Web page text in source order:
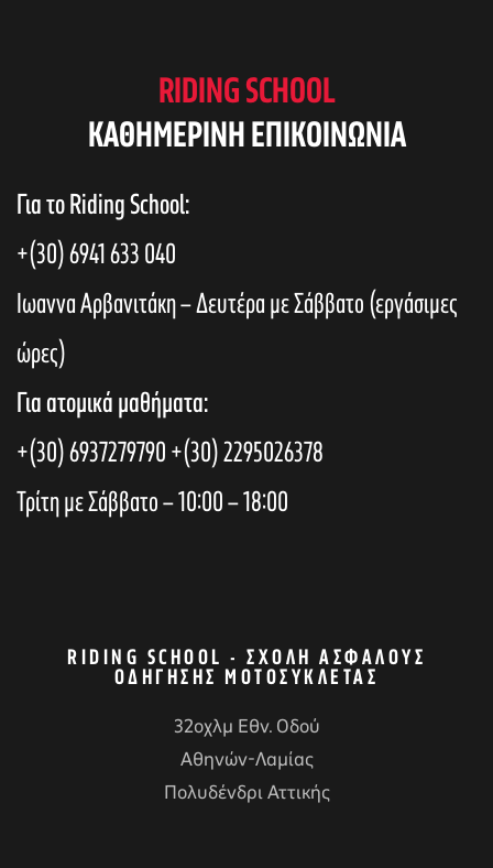
RIDING SCHOOL
KAΘΗΜΕΡΙΝΗ ΕΠΙΚΟΙΝΩΝΙΑ
Για το Riding School:
+(30) 6941 633 040
Ιωαννα Αρβανιτάκη – Δευτέρα με Σάββατο (εργάσιμες
ώρες)
Για ατομικά μαθήματα:
+(30) 6937279790+(30) 2295026378
Τρίτη με Σάββατο – 10:00 – 18:00
RIDING SCHOOL - ΣΧΟΛΉ ΑΣΦΑΛΟΎΣ
ΟΔΉΓΗΣΗΣ ΜΟΤΟΣΥΚΛΈΤΑΣ
32οχλμ Εθν. Οδού
Αθηνών-Λαμίας
Πολυδένδρι Αττικής